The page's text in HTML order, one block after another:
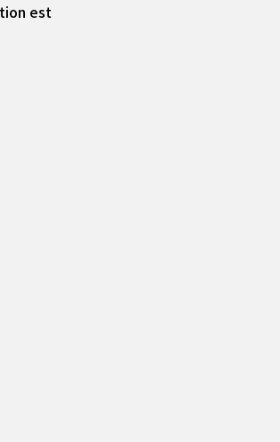
est